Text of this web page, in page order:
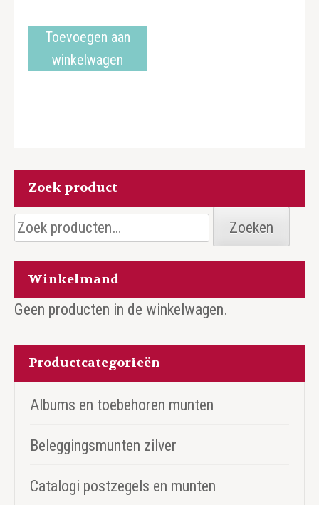
Toevoegen aan
winkelwagen
Zoek product
Zoeken
naar:
Zoeken
Winkelmand
Geen producten in de winkelwagen.
Productcategorieën
Albums en toebehoren munten
Beleggingsmunten zilver
Catalogi postzegels en munten